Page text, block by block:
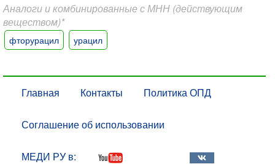
Аналоги и комбинированные с МНН (действующим
веществом)*
фторурацил урацил
Главная Контакты Политика ОПД
Соглашение об использовании
МЕДИ РУ в: